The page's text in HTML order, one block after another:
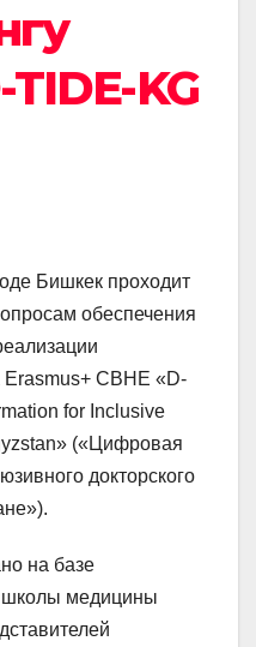
KG
Бишкек проходит
обеспечения
CBHE «D-
for Inclusive
(«Цифровая
докторского
на базе
медицины